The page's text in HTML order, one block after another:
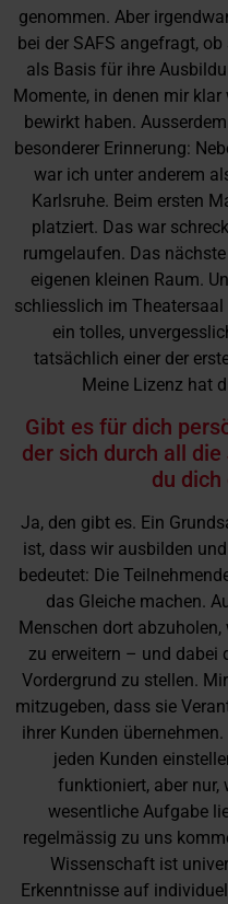
genommen. Aber
bei der SAFS angefragt,
als Basis für ihre
Momente, in denen mir
bewirkt haben.
besonderer Erinnerung:
war ich unter anderem
Karlsruhe. Beim ersten
platziert. Das war
rumgelaufen. Das
eigenen kleinen Raum.
schliesslich im
ein tolles,
tatsächlich einer der
Meine Lizenz hat
Gibt es für dich
der sich durch all
du
Ja, den gibt es. Ein
ist, dass wir ausbilden
bedeutet: Die
das Gleiche machen.
Menschen dort
zu erweitern – und dabei
Vordergrund zu stellen.
mitzugeben, dass sie
ihrer Kunden
jeden Kunden
funktioniert, aber nur,
wesentliche Aufgabe
regelmässig zu uns
Wissenschaft ist
Erkenntnisse auf